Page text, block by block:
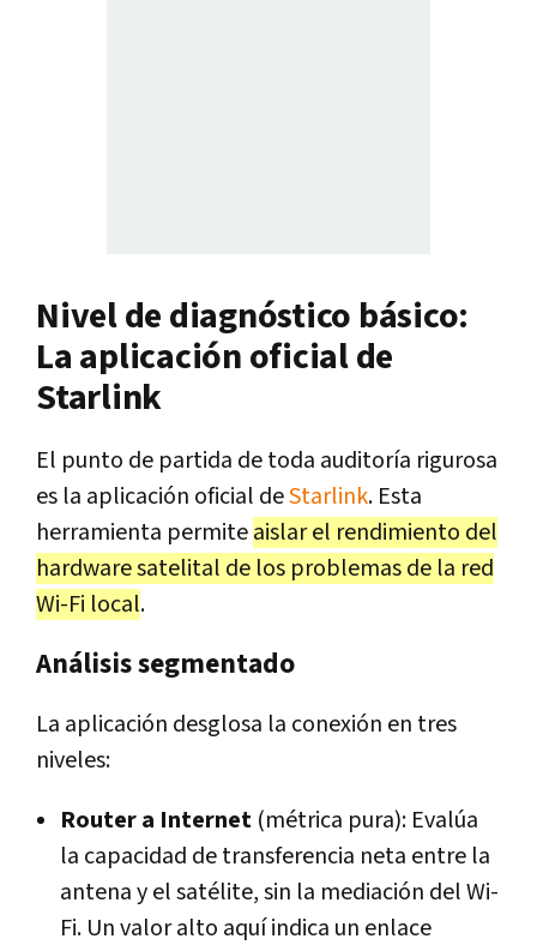
Nivel de diagnóstico básico:
La aplicación oficial de
Starlink
El punto de partida de toda auditoría rigurosa
es la aplicación oficial deStarlink. Esta
herramienta permiteaislar el rendimiento del
hardware satelital de los problemas de la red
Wi-Fi local.
Análisis segmentado
La aplicación desglosa la conexión en tres
niveles:
Router a Internet (métrica pura): Evalúa
la capacidad de transferencia neta entre la
antena y el satélite, sin la mediación del Wi-
Fi. Un valor alto aquí indica un enlace